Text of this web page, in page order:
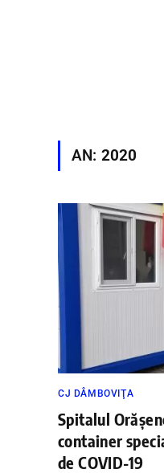
AN: 2020
CJ DÂMBOVIŢA
Spitalul
container
de COVID-19